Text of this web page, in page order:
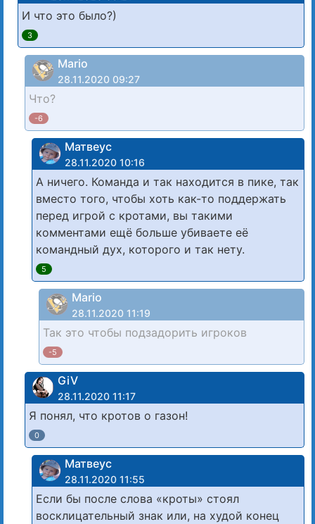
И что это было?)
3
Mario
28.11.2020 09:27
Что?
-6
Матвеус
28.11.2020 10:16
А ничего. Команда и так находится в пике, так
вместо того, чтобы хоть как-то поддержать
перед игрой с кротами, вы такими
комментами ещё больше убиваете её
командный дух, которого и так нету.
5
Mario
28.11.2020 11:19
Так это чтобы подзадорить игроков
-5
GiV
28.11.2020 11:17
Я понял, что кротов о газон!
0
Матвеус
28.11.2020 11:55
Если бы после слова «кроты» стоял
восклицательный знак или, на худой конец